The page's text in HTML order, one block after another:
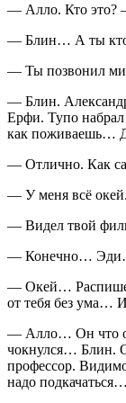
— Алло. Кто это?
— Блин… А ты
— Ты позвонил
— Блин.
Ерфи. Тупо
как поживаешь…
— Отлично. Как
— У меня всё окей.
— Видел твой
— Конечно…
— Окей…
от тебя без ума…
— Алло… Он что
чокнулся… Блин.
профессор.
надо